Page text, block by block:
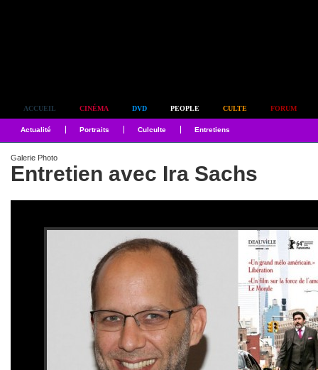
ACCUEIL CINÉMA DVD PEOPLE CULTE FORUM
Actualité Portraits Culculte Entretiens
Galerie Photo
Entretien avec Ira Sachs